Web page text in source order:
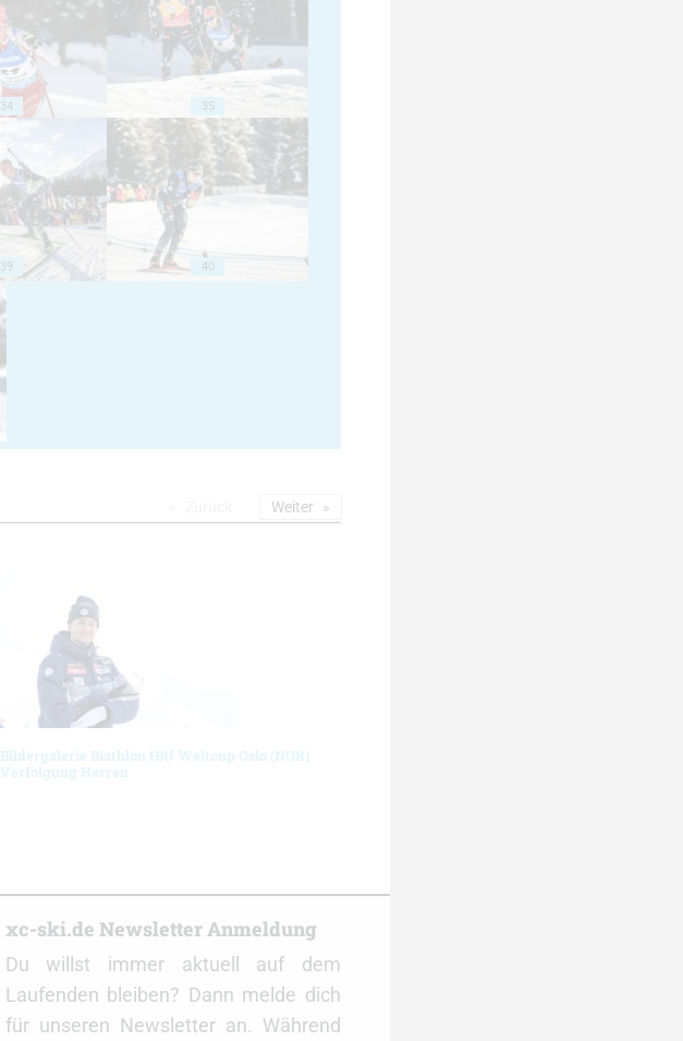
34 35
39 40
Bildergalerie Biathlon IBU Weltcup Oslo (NOR)
Verfolgung Herren
Weiter
xc-ski.de Newsletter Anmeldung
Du willst immer aktuell auf dem
Laufenden bleiben? Dann melde dich
für unseren Newsletter an. Während